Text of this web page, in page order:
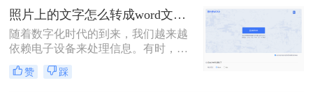
word表格呢？以下将介绍几种常用的
方法，帮助你将图片表格转换成Word
表格。
照片上的文字怎么转成word文档？分享2种方法，简单易学！
随着数字化时代的到来，我们越来越
依赖电子设备来处理信息。有时，我
们可能需要从照片中提取文字内容，
并将其转换为可编辑的Word文档。这
赞 踩